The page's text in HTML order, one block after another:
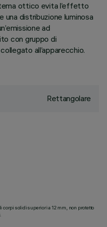
ottico evita l’effetto
distribuzione luminosa
ad
con gruppo di
all’apparecchio.
Rettangolare
corpi solidi superiori a 12 mm, non protetto